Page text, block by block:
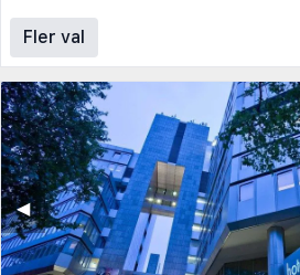
Fler val
◀︎